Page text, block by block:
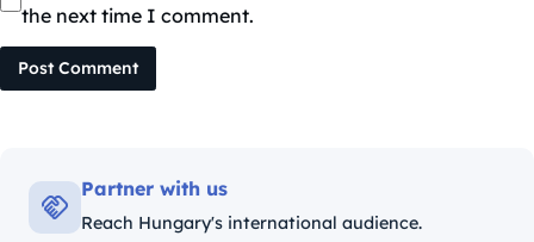
the next time I comment.
Post Comment
Partner with us
Reach Hungary's international audience.